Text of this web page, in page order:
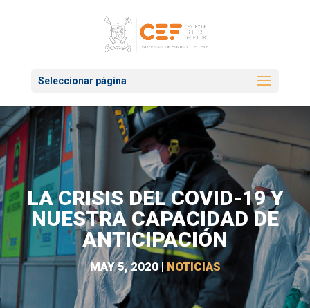
Seleccionar página
LA CRISIS DEL COVID-19 Y
NUESTRA CAPACIDAD DE
ANTICIPACIÓN
MAY 5, 2020|NOTICIAS